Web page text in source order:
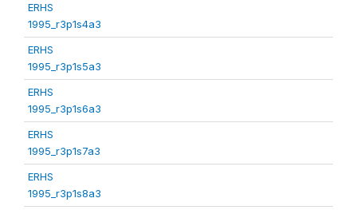
ERHS
1995_r3p1s4a3
ERHS
1995_r3p1s5a3
ERHS
1995_r3p1s6a3
ERHS
1995_r3p1s7a3
ERHS
1995_r3p1s8a3